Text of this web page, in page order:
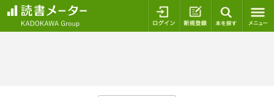
ログイン 新規登録